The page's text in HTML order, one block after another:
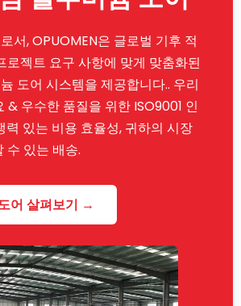
서, OPUOMEN은 글로벌 기후 적
로젝트 요구 사항에 맞게 맞춤화된
도어 시스템을 제공합니다.. 우리
& 우수한 품질을 위한 ISO9001 인
력 있는 비용 효율성, 귀하의 시장
수 있는 배송.
어 살펴보기 →